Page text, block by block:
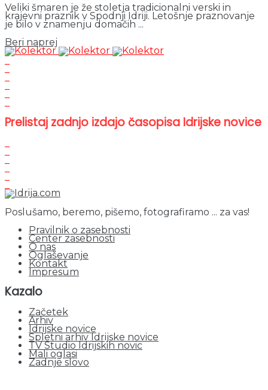
Veliki šmaren je že stoletja tradicionalni verski in
krajevni praznik v Spodnji Idriji. Letošnje praznovanje
je bilo v znamenju domačih ...
Beri naprej
Prelistaj zadnjo izdajo časopisa Idrijske novice
Poslušamo, beremo, pišemo, fotografiramo ... za vas!
Pravilnik o zasebnosti
Center zasebnosti
O nas
Oglaševanje
Kontakt
Impresum
Kazalo
Začetek
Arhiv
Idrijske novice
Spletni arhiv Idrijske novice
TV Studio Idrijskih novic
Mali oglasi
Zadnje slovo